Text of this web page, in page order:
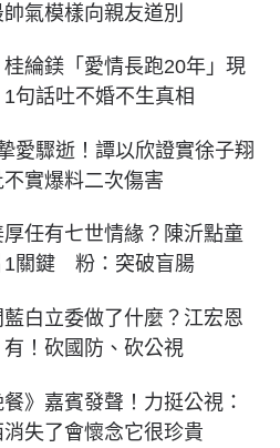
氣模樣向親友道別
綸鎂「愛情長跑20年」現
句話吐不婚不生真相
愛驟逝！譚以欣證實徐子翔
實爆料二次傷害
任有七世情緣？陳沂點童
1關鍵 粉：突破盲腸
白立委做了什麼？江宏恩
！砍國防、砍公視
餐》嘉賓發聲！力挺公視：
失了會懷念它很珍貴